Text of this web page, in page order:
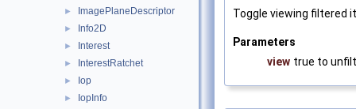
► ImagePlaneDescriptor
► Info2D
► Interest
► InterestRatchet
► Iop
► IopInfo
Toggle viewing filtered
Parameters
view true to